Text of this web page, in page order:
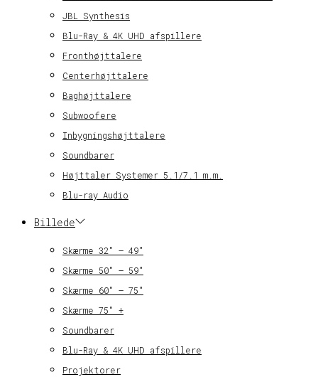
JBL Synthesis
Blu-Ray & 4K UHD afspillere
Fronthøjttalere
Centerhøjttalere
Baghøjttalere
Subwoofere
Inbygningshøjttalere
Soundbarer
Højttaler Systemer 5.1/7.1 m.m.
Blu-ray Audio
Billede
Skærme 32″ – 49″
Skærme 50″ – 59″
Skærme 60″ – 75″
Skærme 75″ +
Soundbarer
Blu-Ray & 4K UHD afspillere
Projektorer